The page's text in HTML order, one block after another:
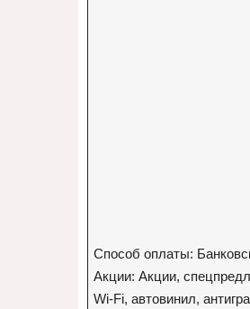
Способ оплаты:
Акции: Акции,
Wi-Fi, автовинил,